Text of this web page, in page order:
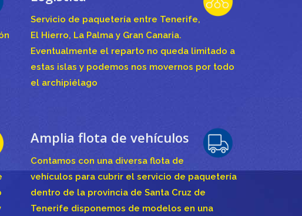
Servicio de paquetería entre Tenerife,
El Hierro, La Palma y Gran Canaria.
Eventualmente el reparto no queda limitado a
estas islas y podemos nos movernos por todo
el archipiélago
Amplia flota de vehículos
Contamos con una diversa flota de
vehículos para cubrir el servicio de paquetería
dentro de la provincia de Santa Cruz de
Tenerife disponemos de modelos en una